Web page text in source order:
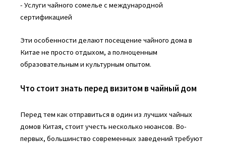
- Услуги чайного сомелье с международной
сертификацией
Эти особенности делают посещение чайного дома в
Китае не просто отдыхом, а полноценным
образовательным и культурным опытом.
Что стоит знать перед визитом в чайный дом
Перед тем как отправиться в один из лучших чайных
домов Китая, стоит учесть несколько нюансов. Во-
первых, большинство современных заведений требуют